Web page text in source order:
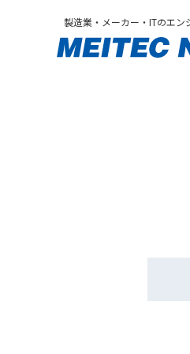
製造業・メーカー・ITのエン